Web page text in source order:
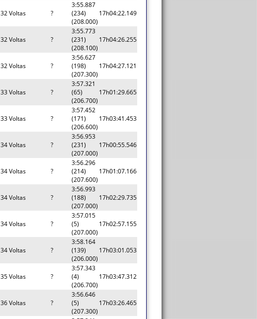
32 Voltas ?
3:55.887
(234)
(208.000)
17h04:22.149
32 Voltas ?
3:55.773
(231)
(208.100)
17h04:26.255
32 Voltas ?
3:56.627
(198)
(207.300)
17h04:27.121
33 Voltas ?
3:57.321
(65)
(206.700)
17h01:29.665
33 Voltas ?
3:57.452
(171)
(206.600)
17h03:41.453
34 Voltas ?
3:56.953
(231)
(207.000)
17h00:55.546
34 Voltas ?
3:56.296
(214)
(207.600)
17h01:07.166
34 Voltas ?
3:56.993
(188)
(207.000)
17h02:29.735
34 Voltas ?
3:57.015
(5)
(207.000)
17h02:57.155
34 Voltas ?
3:58.164
(139)
(206.000)
17h03:01.053
35 Voltas ?
3:57.343
(4)
(206.700)
17h03:47.312
36 Voltas ?
3:56.646
(5)
(207.300)
17h03:26.465